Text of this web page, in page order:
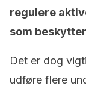
regulere
som
Det er dog
udføre flere